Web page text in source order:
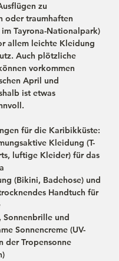
zu
oder traumhaften
im Tayrona-Nationalpark)
allem leichte Kleidung
Auch plötzliche
vorkommen
April und
ist etwas
für die Karibikküste:
Kleidung (T-
luftige Kleider) für das
(Bikini, Badehose) und
Handtuch für
Sonnenbrille und
Sonnencreme (UV-
der Tropensonne